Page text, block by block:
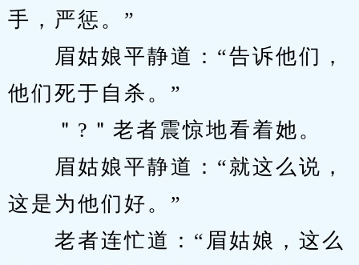
手，严惩。”
眉姑娘平静道：“告诉他们，
他们死于自杀。”
＂?＂老者震惊地看着她。
眉姑娘平静道：“就这么说，
这是为他们好。”
老者连忙道：“眉姑娘，这么